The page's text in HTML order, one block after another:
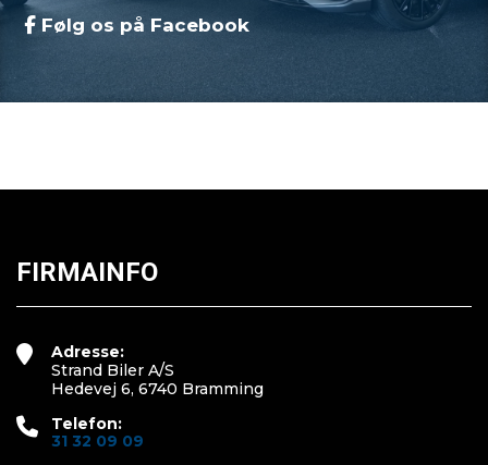
Følg os på Facebook
FIRMAINFO
Adresse:
Strand Biler A/S
Hedevej 6, 6740 Bramming
Telefon:
31 32 09 09